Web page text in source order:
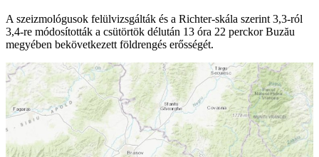
A szeizmológusok felülvizsgálták és a Richter-skála szerint 3,3-ról
3,4-re módosították a csütörtök délután 13 óra 22 perckor Buzău
megyében bekövetkezett földrengés erősségét.